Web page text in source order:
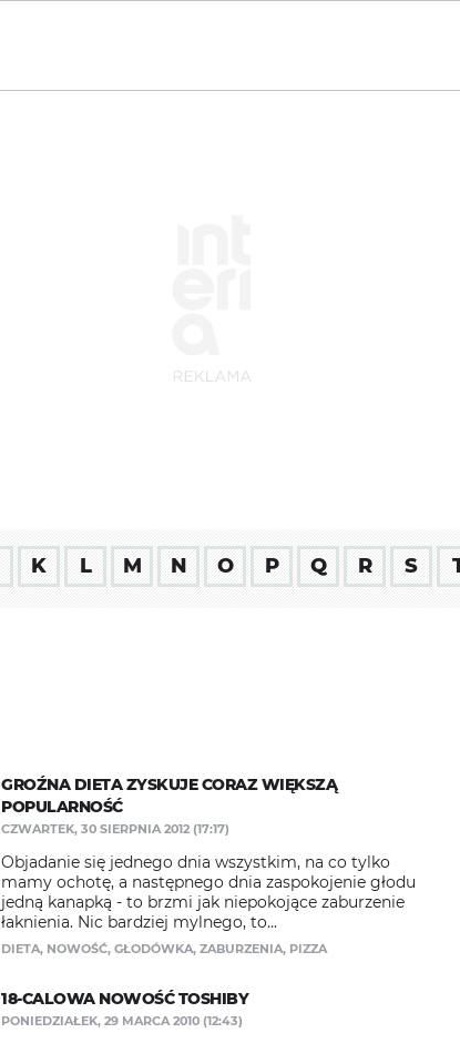
K L M N O P Q R S
GROŹNA DIETA ZYSKUJE CORAZ WIĘKSZĄ
POPULARNOŚĆ
CZWARTEK, 30 SIERPNIA 2012 (17:17)
Objadanie się jednego dnia wszystkim, na co tylko
mamy ochotę, a następnego dnia zaspokojenie głodu
jedną kanapką - to brzmi jak niepokojące zaburzenie
łaknienia. Nic bardziej mylnego, to...
DIETA, NOWOŚĆ, GŁODÓWKA, ZABURZENIA, PIZZA
18-CALOWA NOWOŚĆ TOSHIBY
PONIEDZIAŁEK, 29 MARCA 2010 (12:43)